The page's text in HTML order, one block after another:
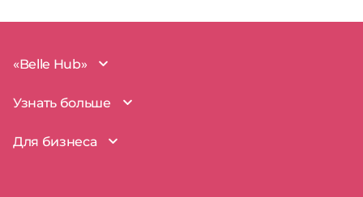
«Belle Hub»
О проекте
Наша команда
Узнать больше
BelleHub для вас
Для бизнеса